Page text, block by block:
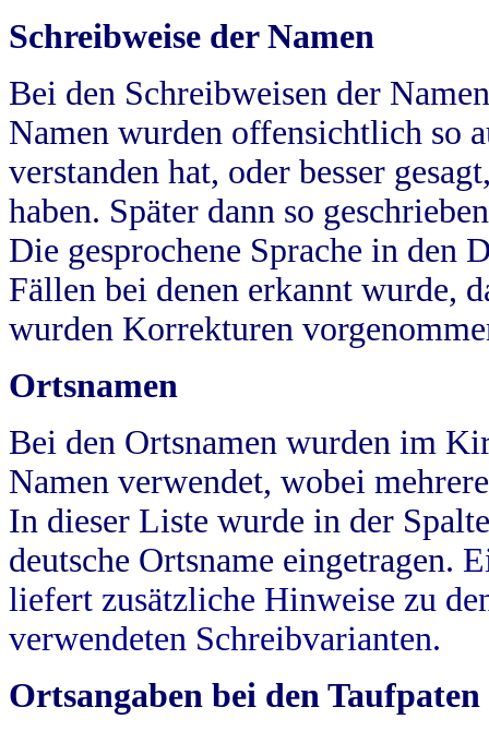
Schreibweise der Namen
Bei den Schreibweisen der
Namen wurden offensichtlich so
verstanden hat, oder besser
haben. Später dann so
Die gesprochene Sprache in
Fällen bei denen erkannt wurde,
wurden Korrekturen
Ortsnamen
Bei den Ortsnamen wurden im
Namen verwendet, wobei
In dieser Liste wurde in der
deutsche Ortsname eingetragen.
liefert zusätzliche Hinweise zu
verwendeten Schreibvarianten.
Ortsangaben bei den Taufpaten